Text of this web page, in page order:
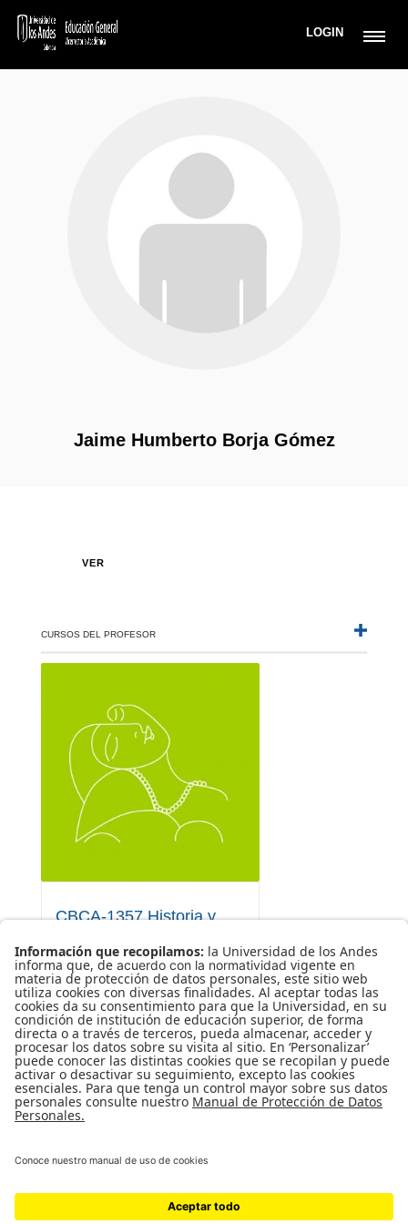
LOGIN
Jaime Humberto Borja Gómez
VER
CURSOS DEL PROFESOR
CBCA-1357 Historia y
PRIVADO
JAIME HUMBERTO BORJA
GÓMEZ
0